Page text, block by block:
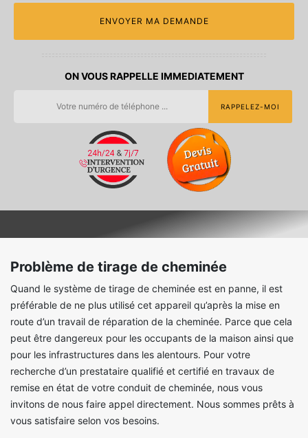
ON VOUS RAPPELLE IMMEDIATEMENT
Problème de tirage de cheminée
Quand le système de tirage de cheminée est en panne, il est
préférable de ne plus utilisé cet appareil qu’après la mise en
route d’un travail de réparation de la cheminée. Parce que cela
peut être dangereux pour les occupants de la maison ainsi que
pour les infrastructures dans les alentours. Pour votre
recherche d’un prestataire qualifié et certifié en travaux de
remise en état de votre conduit de cheminée, nous vous
invitons de nous faire appel directement. Nous sommes prêts à
vous satisfaire selon vos besoins.